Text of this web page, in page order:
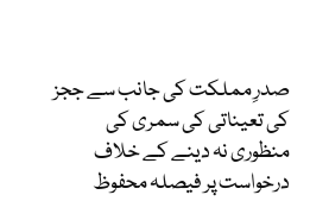
صدرِ مملکت کی جانب سے ججز
کی تعیناتی کی سمری کی
منظوری نہ دینے کے خلاف
درخواست پر فیصلہ محفوظ